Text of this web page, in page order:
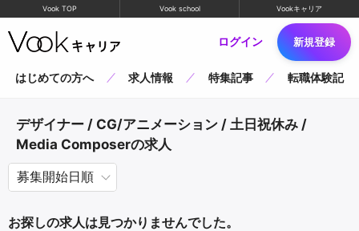
Vook TOP Vook school Vookキャリア
ログイン 新規登録
はじめての方へ 求人情報 特集記事 転職体験記
デザイナー / CG/アニメーション / 土日祝休み /
Media Composerの求人
お探しの求人は見つかりませんでした。